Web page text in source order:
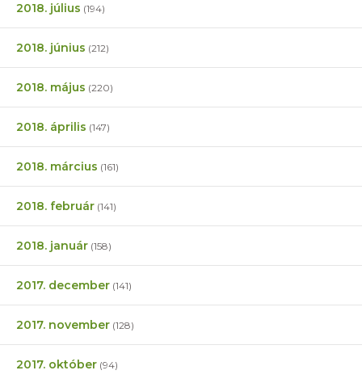
2018. július (194)
2018. június (212)
2018. május (220)
2018. április (147)
2018. március (161)
2018. február (141)
2018. január (158)
2017. december (141)
2017. november (128)
2017. október (94)